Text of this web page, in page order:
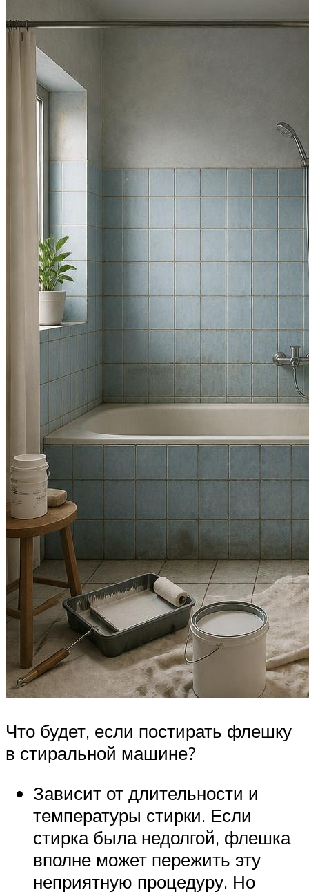
Что будет, если постирать флешку
в стиральной машине?
Зависит от длительности и
температуры стирки. Если
стирка была недолгой, флешка
вполне может пережить эту
неприятную процедуру. Но